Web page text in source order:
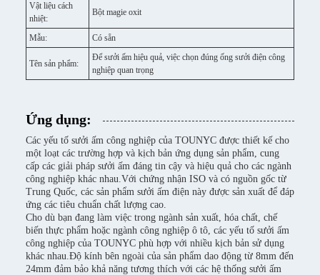
Vật liệu cách
nhiệt:
Bột magie oxit
Mẫu: Có sẵn
Tên sản phẩm:
Để sưởi ấm hiệu quả, việc chọn đúng ống sưởi điện công
nghiệp quan trọng
Ứng dụng:
Các yếu tố sưởi ấm công nghiệp của TOUNYC được thiết kế cho
một loạt các trường hợp và kịch bản ứng dụng sản phẩm, cung
cấp các giải pháp sưởi ấm đáng tin cậy và hiệu quả cho các ngành
công nghiệp khác nhau.Với chứng nhận ISO và có nguồn gốc từ
Trung Quốc, các sản phẩm sưởi ấm điện này được sản xuất để đáp
ứng các tiêu chuẩn chất lượng cao.
Cho dù bạn đang làm việc trong ngành sản xuất, hóa chất, chế
biến thực phẩm hoặc ngành công nghiệp ô tô, các yếu tố sưởi ấm
công nghiệp của TOUNYC phù hợp với nhiều kịch bản sử dụng
khác nhau.Độ kính bên ngoài của sản phẩm dao động từ 8mm đến
24mm đảm bảo khả năng tương thích với các hệ thống sưởi ấm